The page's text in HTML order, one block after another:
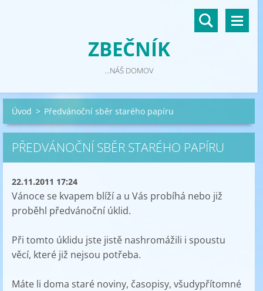
ZBEČNÍK
...NÁŠ DOMOV
Úvod > Předvánoční sběr starého papíru
PŘEDVÁNOČNÍ SBĚR STARÉHO PAPÍRU
22.11.2011 17:24
Vánoce se kvapem blíží a u Vás probíhá nebo již
proběhl předvánoční úklid.
Při tomto úklidu jste jistě nashromážili i spoustu
věcí, které již nejsou potřeba.
Máte li doma staré noviny, časopisy, všudypřítomné